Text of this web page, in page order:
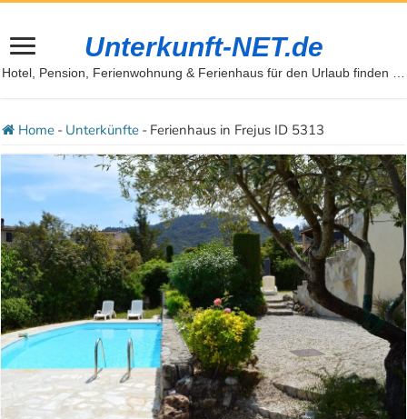
Unterkunft-NET.de
Hotel, Pension, Ferienwohnung & Ferienhaus für den Urlaub finden …
Home - Unterkünfte - Ferienhaus in Frejus ID 5313